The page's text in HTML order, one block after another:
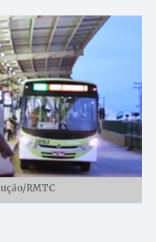
RMTC